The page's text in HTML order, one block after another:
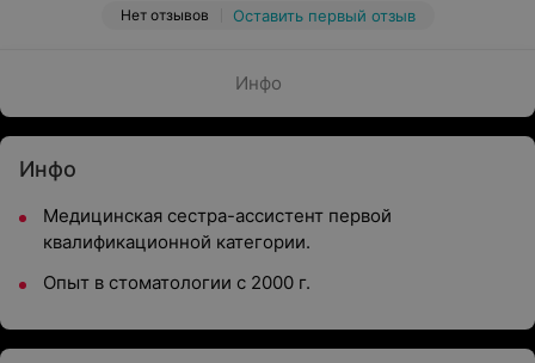
Нет отзывов Оставить первый отзыв
Инфо
Инфо
Медицинская сестра-ассистент первой
квалификационной категории.
Опыт в стоматологии с 2000 г.